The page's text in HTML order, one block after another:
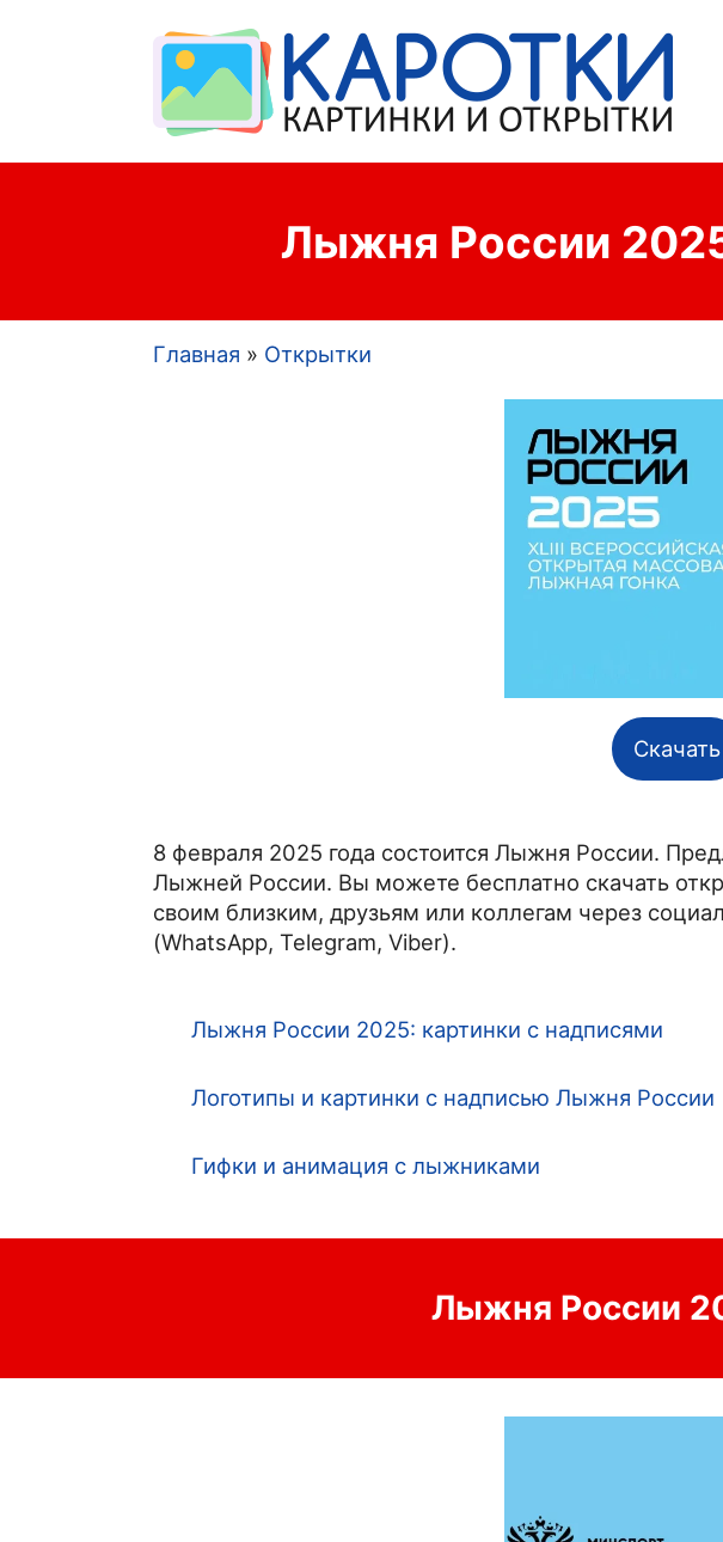
Лыжня России
Главная Открытки
Скачать
8 февраля 2025 года состоится Лыжня России.
Лыжней России. Вы можете бесплатно скачать
своим близким, друзьям или коллегам через
(WhatsApp, Telegram, Viber).
Лыжня России 2025: картинки с надписями
Логотипы и картинки с надписью Лыжня России
Гифки и анимация с лыжниками
Лыжня России